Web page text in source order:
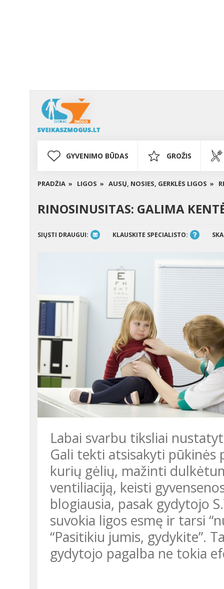
GYVENIMO BŪDAS GROŽIS
PRADŽIA » LIGOS » AUSŲ, NOSIES, GERKLĖS LIGOS »
RINOSINUSITAS: GALIMA
SIŲSTI DRAUGUI: KLAUSKITE SPECIALISTO:
Labai svarbu tiksliai nustatyti rinosinusito priežastis ir jas šalinti.
Gali tekti atsisakyti pūkinės
kurių gėlių, mažinti
ventiliaciją, keisti
blogiausia, pasak gydytojo
suvokia ligos esmę ir tarsi
“Pasitikiu jumis, gydykite”.
gydytojo pagalba ne tokia